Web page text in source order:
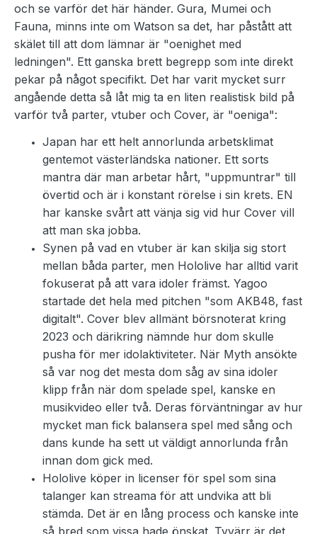
och se varför det här händer. Gura, Mumei och
Fauna, minns inte om Watson sa det, har påstått att
skälet till att dom lämnar är "oenighet med
ledningen". Ett ganska brett begrepp som inte direkt
pekar på något specifikt. Det har varit mycket surr
angående detta så låt mig ta en liten realistisk bild på
varför två parter, vtuber och Cover, är "oeniga":
Japan har ett helt annorlunda arbetsklimat
gentemot västerländska nationer. Ett sorts
mantra där man arbetar hårt, "uppmuntrar" till
övertid och är i konstant rörelse i sin krets. EN
har kanske svårt att vänja sig vid hur Cover vill
att man ska jobba.
Synen på vad en vtuber är kan skilja sig stort
mellan båda parter, men Hololive har alltid varit
fokuserat på att vara idoler främst. Yagoo
startade det hela med pitchen "som AKB48, fast
digitalt". Cover blev allmänt börsnoterat kring
2023 och därikring nämnde hur dom skulle
pusha för mer idolaktiviteter. När Myth ansökte
så var nog det mesta dom såg av sina idoler
klipp från när dom spelade spel, kanske en
musikvideo eller två. Deras förväntningar av hur
mycket man fick balansera spel med sång och
dans kunde ha sett ut väldigt annorlunda från
innan dom gick med.
Hololive köper in licenser för spel som sina
talanger kan streama för att undvika att bli
stämda. Det är en lång process och kanske inte